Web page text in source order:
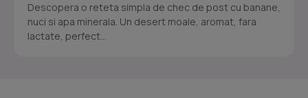
Descopera o reteta simpla de chec de post cu banane,
nuci si apa minerala. Un desert moale, aromat, fara
lactate, perfect...